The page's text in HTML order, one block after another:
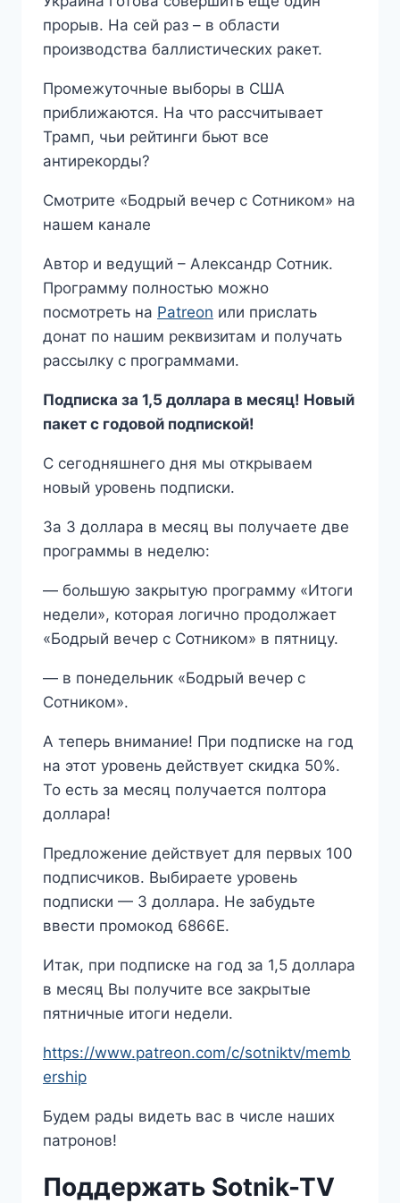
прорыв. На сей раз – в области
производства баллистических ракет.
Промежуточные выборы в США
приближаются. На что рассчитывает
Трамп, чьи рейтинги бьют все
антирекорды?
Смотрите «Бодрый вечер с Сотником» на
нашем канале
Автор и ведущий – Александр Сотник.
Программу полностью можно
посмотреть на Patreon или прислать
донат по нашим реквизитам и получать
рассылку с программами.
Подписка за 1,5 доллара в месяц! Новый
пакет с годовой подпиской!
С сегодняшнего дня мы открываем
новый уровень подписки.
За 3 доллара в месяц вы получаете две
программы в неделю:
— большую закрытую программу «Итоги
недели», которая логично продолжает
«Бодрый вечер с Сотником» в пятницу.
— в понедельник «Бодрый вечер с
Сотником».
А теперь внимание! При подписке на год
на этот уровень действует скидка 50%.
То есть за месяц получается полтора
доллара!
Предложение действует для первых 100
подписчиков. Выбираете уровень
подписки — 3 доллара. Не забудьте
ввести промокод 6866E.
Итак, при подписке на год за 1,5 доллара
в месяц Вы получите все закрытые
пятничные итоги недели.
https://www.patreon.com/c/sotniktv/memb
ership
Будем рады видеть вас в числе наших
патронов!
Поддержать Sotnik-TV